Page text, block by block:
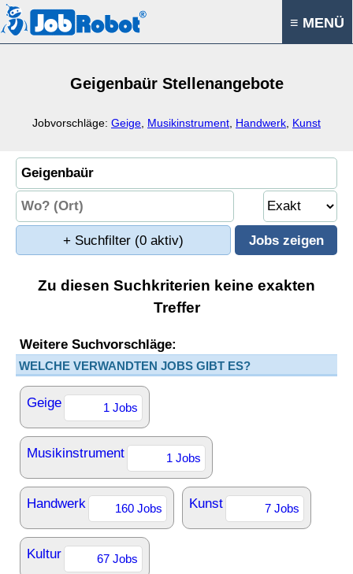
≡ MENÜ
Geigenbaür Stellenangebote
Jobvorschläge: Geige Musikinstrument Handwerk Kunst
+ Suchfilter (0 aktiv)
Zu diesen Suchkriterien keine exakten
Treffer
Weitere Suchvorschläge:
WELCHE VERWANDTEN JOBS GIBT ES?
Geige 1 Jobs
Musikinstrument 1 Jobs
Handwerk 160 Jobs Kunst 7 Jobs
Kultur 67 Jobs